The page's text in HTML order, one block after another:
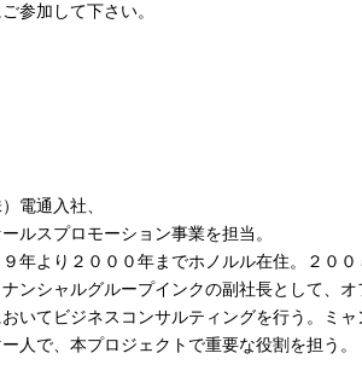
参加して下さい。
電通入社、
ルスプロモーション事業を担当。
年より２０００年までホノルル在住。２０
ンシャルグループインクの副社長として、
いてビジネスコンサルティングを行う。ミャ
人で、本プロジェクトで重要な役割を担う。